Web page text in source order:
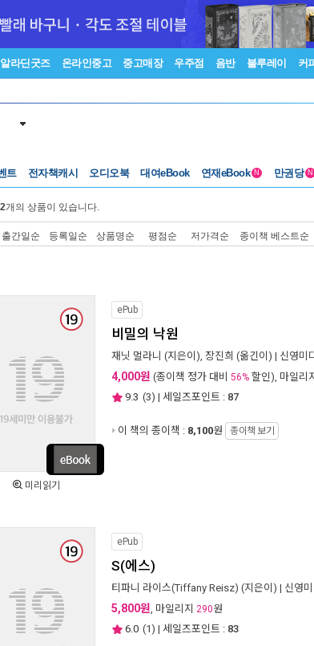
알라딘굿즈 온라인중고 중고매장 우주점 음반 블루레이 커
트 전자책캐시 오디오북 대여eBook 연재eBook N 만권당 N
개의 상품이 있습니다.
출간일순 등록일순 상품명순 평점순 저가격순 종이책 베스트순
미리읽기
ePub
비밀의 낙원
재닛 멀라니 (지은이), 장진희 (옮긴이) | 신영미
4,000원 (종이책 정가 대비 56% 할인), 마일리지
9.3 (3) | 세일즈포인트 : 87
이 책의 종이책 : 8,100원 종이책 보기
ePub
S(에스)
티파니 라이스(Tiffany Reisz) (지은이) | 신영
5,800원, 마일리지 290원
6.0 (1) | 세일즈포인트 : 83